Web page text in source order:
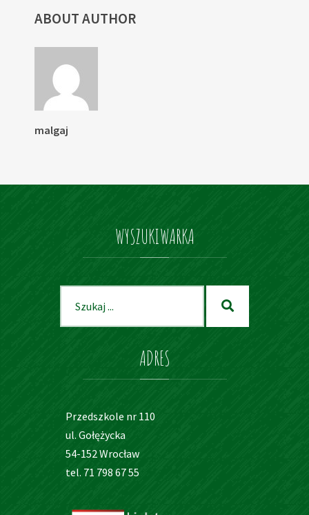
ABOUT AUTHOR
malgaj
WYSZUKIWARKA
dla:
ADRES
Przedszkole nr 110
ul. Gołężycka
54-152 Wrocław
tel. 71 798 67 55